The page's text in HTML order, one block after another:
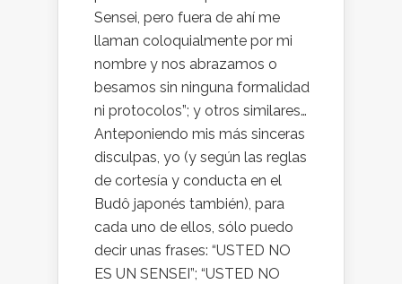
Sensei, pero fuera de ahí me
llaman coloquialmente por mi
nombre y nos abrazamos o
besamos sin ninguna formalidad
ni protocolos”; y otros similares…
Anteponiendo mis más sinceras
disculpas, yo (y según las reglas
de cortesía y conducta en el
Budô japonés también), para
cada uno de ellos, sólo puedo
decir unas frases: “USTED NO
ES UN SENSEI”; “USTED NO